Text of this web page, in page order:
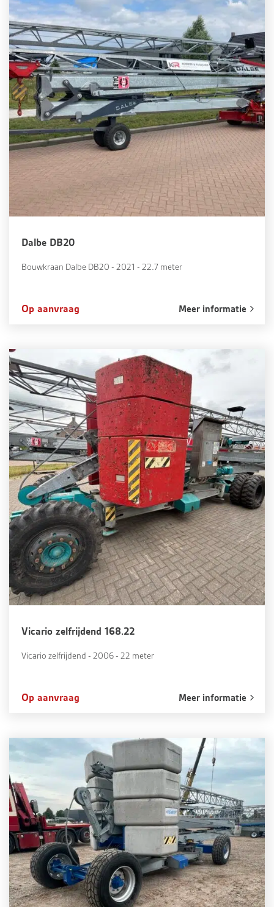
Dalbe DB20
Bouwkraan Dalbe DB20 - 2021 - 22.7 meter
Op aanvraag Meer informatie
Vicario zelfrijdend 168.22
Vicario zelfrijdend - 2006 - 22 meter
Op aanvraag Meer informatie